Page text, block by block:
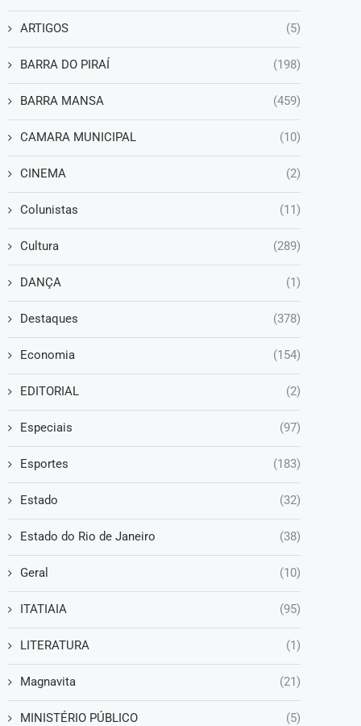
ARTIGOS (5)
BARRA DO PIRAÍ (198)
BARRA MANSA (459)
CAMARA MUNICIPAL (10)
CINEMA (2)
Colunistas (11)
Cultura (289)
DANÇA (1)
Destaques (378)
Economia (154)
EDITORIAL (2)
Especiais (97)
Esportes (183)
Estado (32)
Estado do Rio de Janeiro (38)
Geral (10)
ITATIAIA (95)
LITERATURA (1)
Magnavita (21)
MINISTÉRIO PÚBLICO (5)